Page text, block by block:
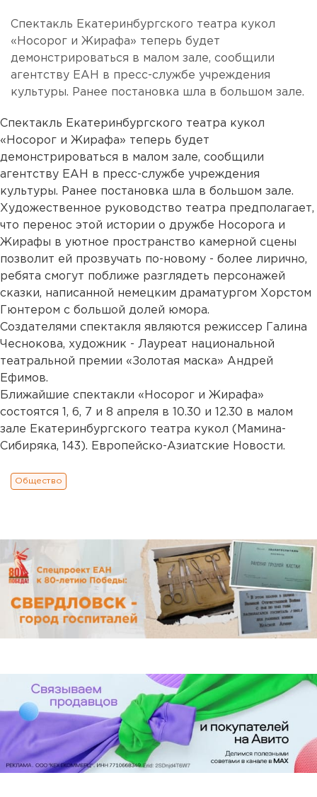
Спектакль Екатеринбургского театра кукол
«Носорог и Жирафа» теперь будет
демонстрироваться в малом зале, сообщили
агентству ЕАН в пресс-службе учреждения
культуры. Ранее постановка шла в большом зале.
Спектакль Екатеринбургского театра кукол
«Носорог и Жирафа» теперь будет
демонстрироваться в малом зале, сообщили
агентству ЕАН в пресс-службе учреждения
культуры. Ранее постановка шла в большом зале.
Художественное руководство театра предполагает,
что перенос этой истории о дружбе Носорога и
Жирафы в уютное пространство камерной сцены
позволит ей прозвучать по-новому - более лирично,
ребята смогут поближе разглядеть персонажей
сказки, написанной немецким драматургом Хорстом
Гюнтером с большой долей юмора.
Создателями спектакля являются режиссер Галина
Чеснокова, художник - Лауреат национальной
театральной премии «Золотая маска» Андрей
Ефимов.
Ближайшие спектакли «Носорог и Жирафа»
состоятся 1, 6, 7 и 8 апреля в 10.30 и 12.30 в малом
зале Екатеринбургского театра кукол (Мамина-
Сибиряка, 143). Европейско-Азиатские Новости.
Общество